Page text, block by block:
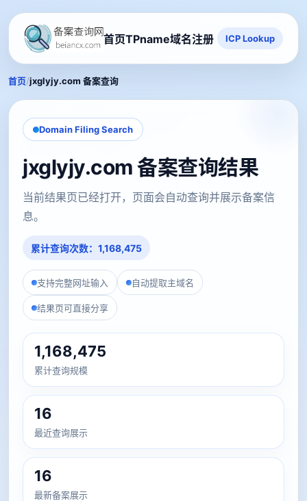
首页TPname域名注册 ICP Lookup
首页/jxglyjy.com 备案查询
Domain Filing Search
jxglyjy.com 备案查询结果
当前结果页已经打开，页面会自动查询并展示备案信
息。
累计查询次数：1,168,475
支持完整网址输入 自动提取主域名
结果页可直接分享
1,168,475
累计查询规模
16
最近查询展示
16
最新备案展示